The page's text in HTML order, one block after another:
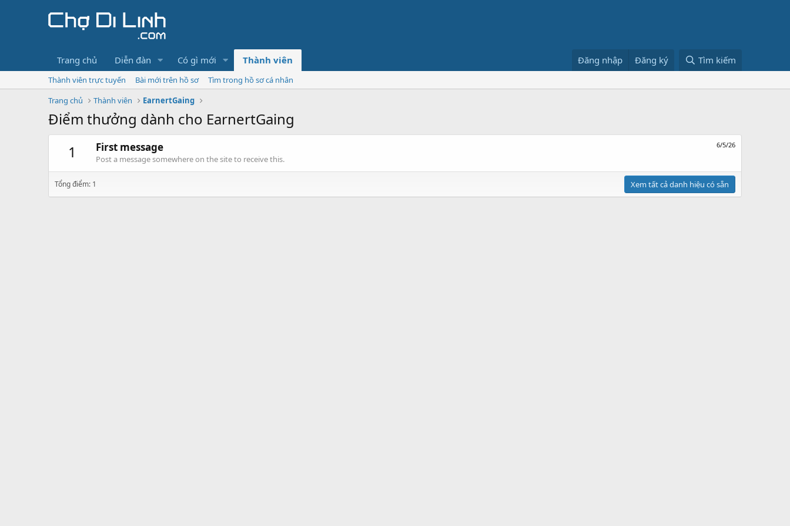
Trang chủ Diễn đàn Có gì mới Thành viên Đăng nhập Đăng ký Tìm kiếm
Thành viên trực tuyến Bài mới trên hồ sơ
Tìm trong hồ sơ cá nhân
Trang chủ
Thành viên EarnertGaing
Điểm thưởng dành cho EarnertGaing
1
6/5/26
First message
Post a message somewhere on the site to receive this.
Tổng điểm: 1 Xem tất cả danh hiệu có sẵn